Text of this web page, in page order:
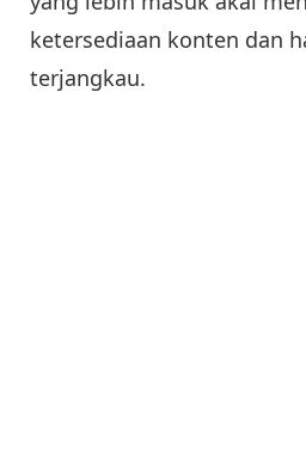
ketersediaan konten dan
terjangkau.